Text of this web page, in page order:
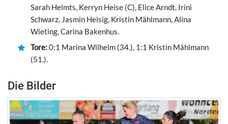
Sarah Helmts, Kerryn Heise (C), Elice Arndt, Irini
Schwarz, Jasmin Heisig, Kristin Mählmann, Alina
Wieting, Carina Bakenhus.
Tore:0:1 Marina Wilhelm (34.), 1:1 Kristin Mählmann
(51.).
Die Bilder